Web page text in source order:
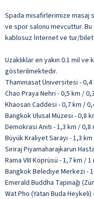
Spada misafirlerimize masaj
ve spor salonu mevcuttur.
kablosuz İnternet ve tur/bilet
Uzaklıklar en yakın 0.1 mil
gösterilmektedir.
Thammasat Üniversitesi - 0,4
Chao Praya Nehri - 0,5 km /
Khaosan Caddesi - 0,7 km /
Bangkok Ulusal Müzesi - 0,8
Demokrasi Anıtı - 1,3 km / 0,8
Büyük Kraliyet Sarayı - 1,3
Siriraj Piyamaharajkarun
Rama VIII Köprüsü - 1,7 km / 1
Bangkok Belediye Merkezi -
Emerald Buddha Tapınağı
Wat Pho (Yatan Buda Heykeli)